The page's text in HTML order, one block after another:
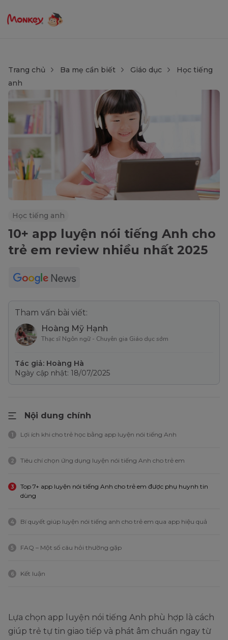
Trang chủ Ba mẹ cần biết Giáo dục
Học tiếng
anh
Học tiếng anh
10+ app luyện nói tiếng Anh cho
trẻ em review nhiều nhất 2025
Tham vấn bài viết:
Hoàng Mỹ Hạnh
Thạc sĩ Ngôn ngữ - Chuyên gia Giáo dục sớm
Tác giả: Hoàng Hà
Ngày cập nhật: 18/07/2025
Nội dung chính
1 Lợi ích khi cho trẻ học bằng app luyện nói tiếng Anh
2 Tiêu chí chọn ứng dụng luyện nói tiếng Anh cho trẻ em
3
Top 7+ app luyện nói tiếng Anh cho trẻ em được phụ huynh tin
dùng
4 Bí quyết giúp luyện nói tiếng anh cho trẻ em qua app hiệu quả
5 FAQ – Một số câu hỏi thường gặp
6 Kết luận
Lựa chọn app luyện nói tiếng Anh phù hợp là cách
giúp trẻ tự tin giao tiếp và phát âm chuẩn ngay từ